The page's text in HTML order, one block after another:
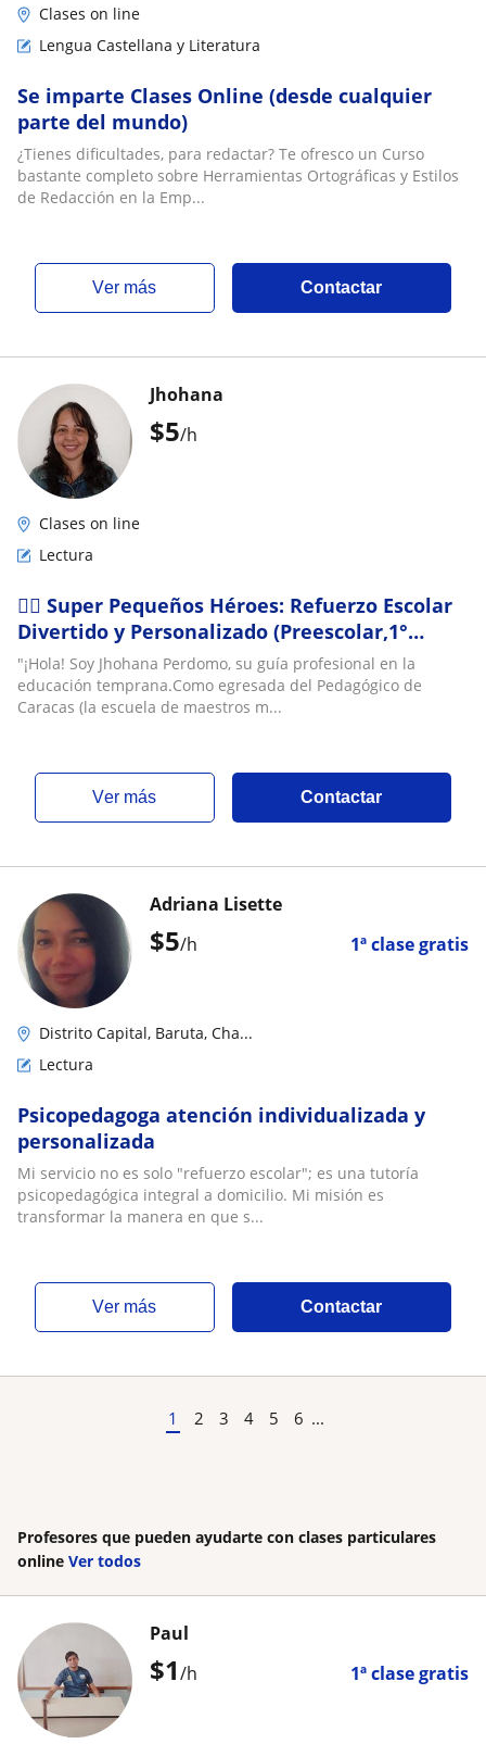
Clases on line
Lengua Castellana y Literatura
Se imparte Clases Online (desde cualquier
parte del mundo)
¿Tienes dificultades, para redactar? Te ofresco un Curso
bastante completo sobre Herramientas Ortográficas y Estilos
de Redacción en la Emp...
ver más Contactar
$5/h
Jhohana
Clases on line
Lectura
🦸‍♂️ Super Pequeños Héroes: Refuerzo Escolar
Divertido y Personalizado (Preescolar,1°
Grado)
"¡Hola! Soy Jhohana Perdomo, su guía profesional en la
educación temprana.Como egresada del Pedagógico de
Caracas (la escuela de maestros m...
ver más Contactar
$5/h 1ª clase gratis
Adriana Lisette
Distrito Capital, Baruta, Cha...
Lectura
Psicopedagoga atención individualizada y
personalizada
Mi servicio no es solo "refuerzo escolar"; es una tutoría
psicopedagógica integral a domicilio. Mi misión es
transformar la manera en que s...
ver más Contactar
1 2 3 4 5 6 ...
Profesores que pueden ayudarte con clases particulares
online Ver todos
$1/h 1ª clase gratis
Paul